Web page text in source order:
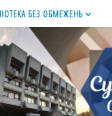
БЕЗ ОБМЕЖЕНЬ